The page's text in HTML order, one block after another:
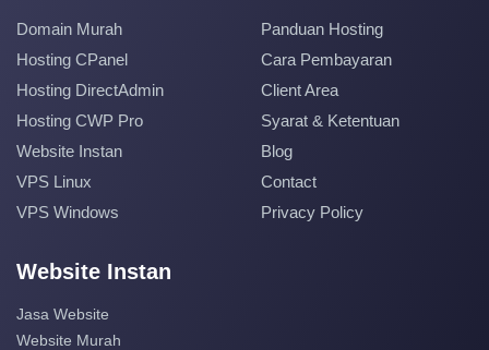
Domain Murah
Hosting CPanel
Hosting DirectAdmin
Hosting CWP Pro
Website Instan
VPS Linux
VPS Windows
Panduan Hosting
Cara Pembayaran
Client Area
Syarat & Ketentuan
Blog
Contact
Privacy Policy
Website Instan
Jasa Website
Website Murah